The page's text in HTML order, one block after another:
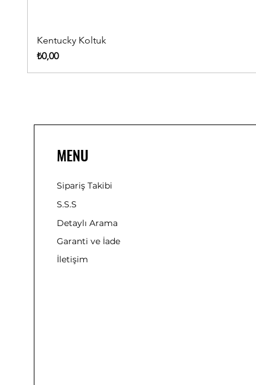
Kentucky Koltuk
Fiyat
₺0,00
MENU
Sipariş Takibi
S.S.S
Detaylı Arama
Garanti ve İade
İletişim